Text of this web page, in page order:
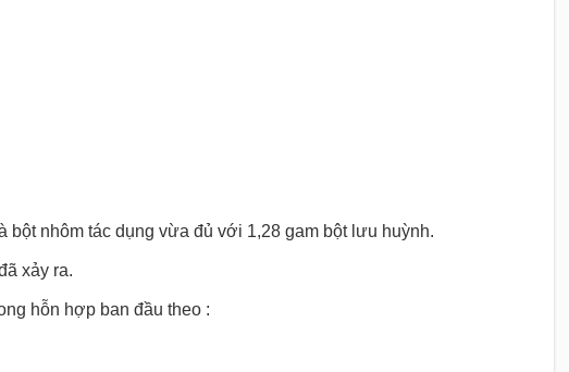
bột nhôm tác dụng vừa đủ với 1,28 gam bột lưu huỳnh.
xảy ra.
hỗn hợp ban đầu theo :